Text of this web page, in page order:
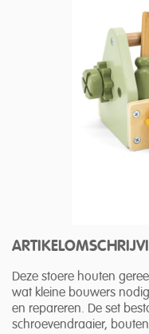
Deze stoere houten
wat kleine bouwers
en repareren. De set
schroevendraaier,